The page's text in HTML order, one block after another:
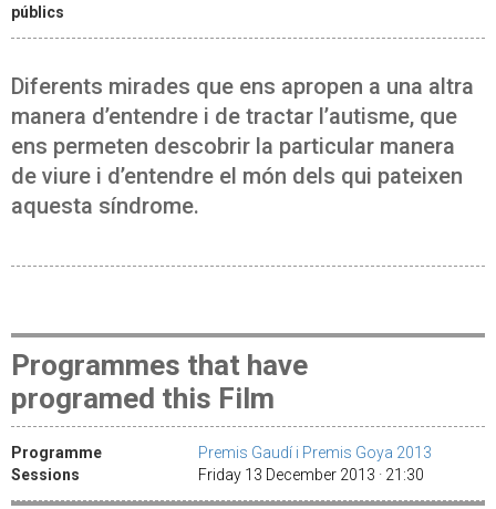
públics
Diferents mirades que ens apropen a una altra
manera d’entendre i de tractar l’autisme, que
ens permeten descobrir la particular manera
de viure i d’entendre el món dels qui pateixen
aquesta síndrome.
Programmes that have
programed this Film
Programme
Premis Gaudí i Premis Goya 2013
Sessions
Friday 13 December 2013 · 21:30